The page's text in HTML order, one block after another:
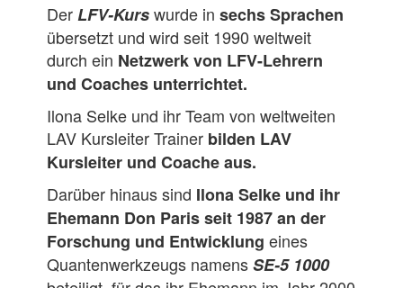
Der LFV-Kurswurde insechs Sprachen
übersetzt und wird seit 1990 weltweit
durch ein Netzwerk von LFV-Lehrern
und Coaches unterrichtet.
Ilona Selke und ihr Team von weltweiten
LAV Kursleiter Trainer bilden LAV
Kursleiter und Coache aus.
Darüber hinaus sind Ilona Selke und ihr
Ehemann Don Paris seit 1987 an der
Forschung und Entwicklungeines
Quantenwerkzeugs namensSE-5 1000